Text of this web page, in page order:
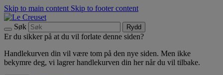
Skip to main content Skip to footer content
Søk Rydd
Er du sikker på at du vil forlate denne siden?
Handlekurven din vil være tom på den nye siden. Men ikke
bekymre deg, vi lagrer handlekurven din her når du vil tilbake.